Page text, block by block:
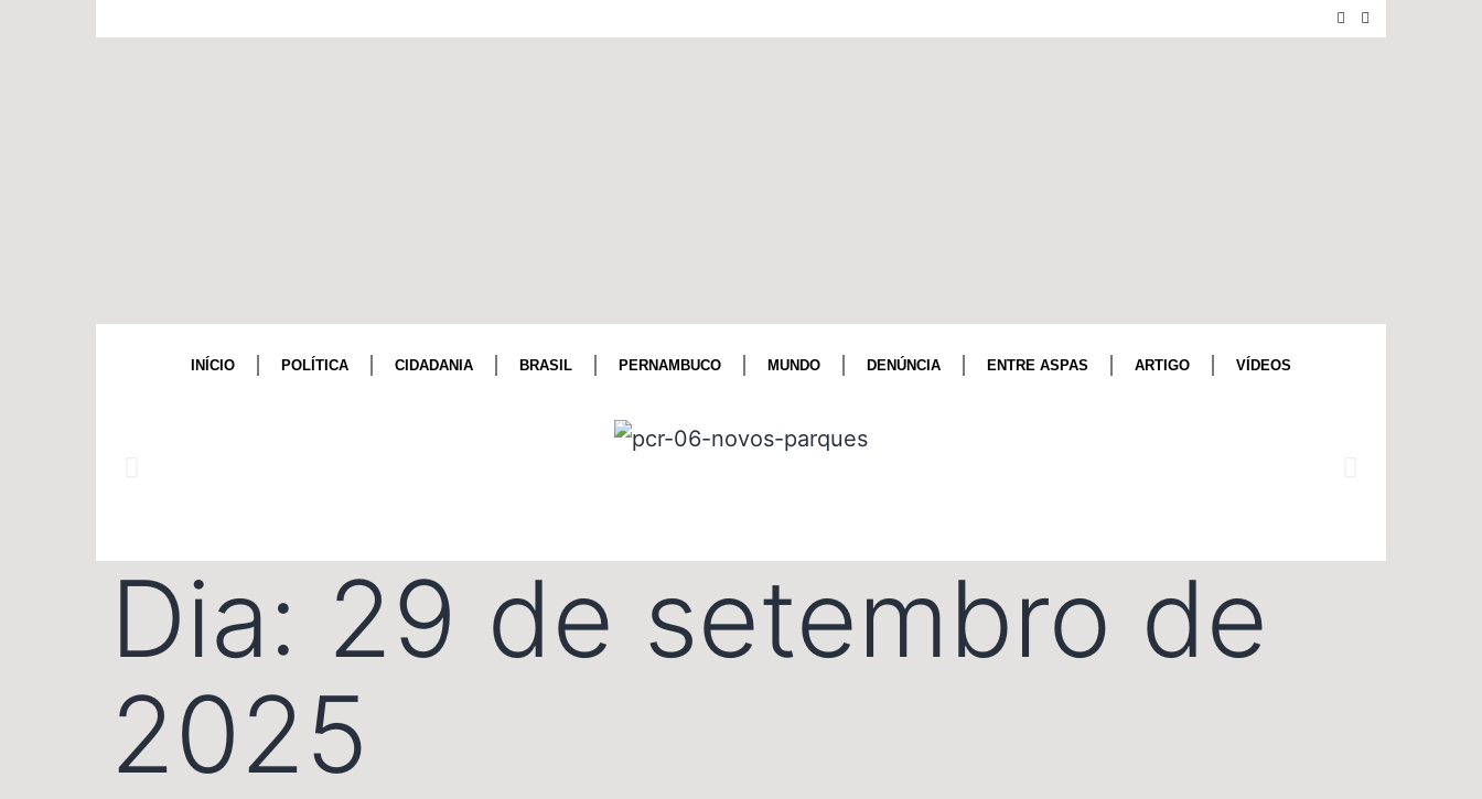
INÍCIO POLÍTICA CIDADANIA BRASIL PERNAMBUCO MUNDO DENÚNCIA ENTRE ASPAS ARTIGO VÍDEOS
Dia: 29 de setembro de
2025